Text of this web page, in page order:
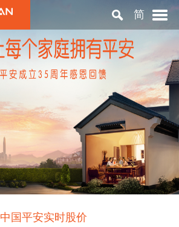
简
中国平安实时股价
关于平安
投资者关系
可持续发展